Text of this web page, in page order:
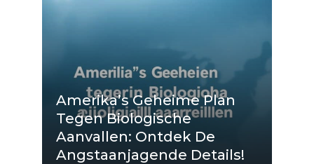
Amerika’s Geheime Plan
Tegen Biologische
Aanvallen: Ontdek De
Angstaanjagende Details!